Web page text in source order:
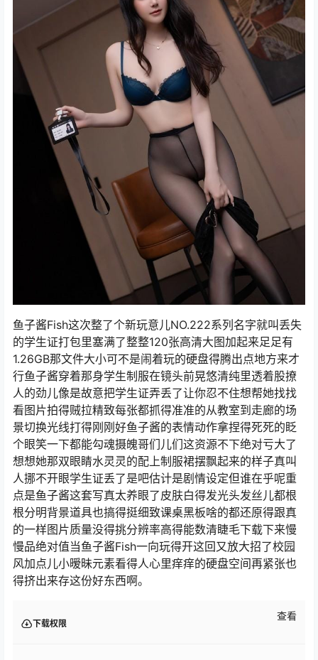
鱼子酱Fish这次整了个新玩意儿NO.222系列名字就叫丢失
的学生证打包里塞满了整整120张高清大图加起来足足有
1.26GB那文件大小可不是闹着玩的硬盘得腾出点地方来才
行鱼子酱穿着那身学生制服在镜头前晃悠清纯里透着股撩
人的劲儿像是故意把学生证弄丢了让你忍不住想帮她找找
看图片拍得贼拉精致每张都抓得准准的从教室到走廊的场
景切换光线打得刚刚好鱼子酱的表情动作拿捏得死死的眨
个眼笑一下都能勾魂摄魄哥们儿们这资源不下绝对亏大了
想想她那双眼睛水灵灵的配上制服裙摆飘起来的样子真叫
人挪不开眼学生证丢了是吧估计是剧情设定但谁在乎呢重
点是鱼子酱这套写真太养眼了皮肤白得发光头发丝儿都根
根分明背景道具也搞得挺细致课桌黑板啥的都还原得跟真
的一样图片质量没得挑分辨率高得能数清睫毛下载下来慢
慢品绝对值当鱼子酱Fish一向玩得开这回又放大招了校园
风加点儿小暧昧元素看得人心里痒痒的硬盘空间再紧张也
得挤出来存这份好东西啊。
下载权限
查看